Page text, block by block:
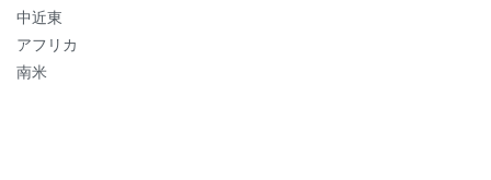
中近東
アフリカ
南米